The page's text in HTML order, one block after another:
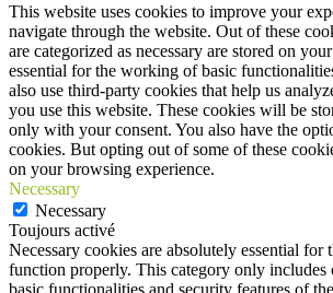
This website uses cookies to improve your
navigate through the website. Out of these
are categorized as necessary are stored on
essential for the working of basic
also use third-party cookies that help us
you use this website. These cookies will be
only with your consent. You also have the
cookies. But opting out of some of these
on your browsing experience.
Necessary
Necessary
Toujours activé
Necessary cookies are absolutely essential for
function properly. This category only includes
basic functionalities and security features of